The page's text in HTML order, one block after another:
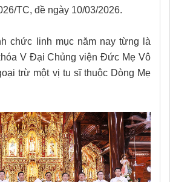
TC, đề ngày 10/03/2026.
chức linh mục năm nay từng là
V Đại Chủng viện Đức Mẹ Vô
trừ một vị tu sĩ thuộc Dòng Mẹ